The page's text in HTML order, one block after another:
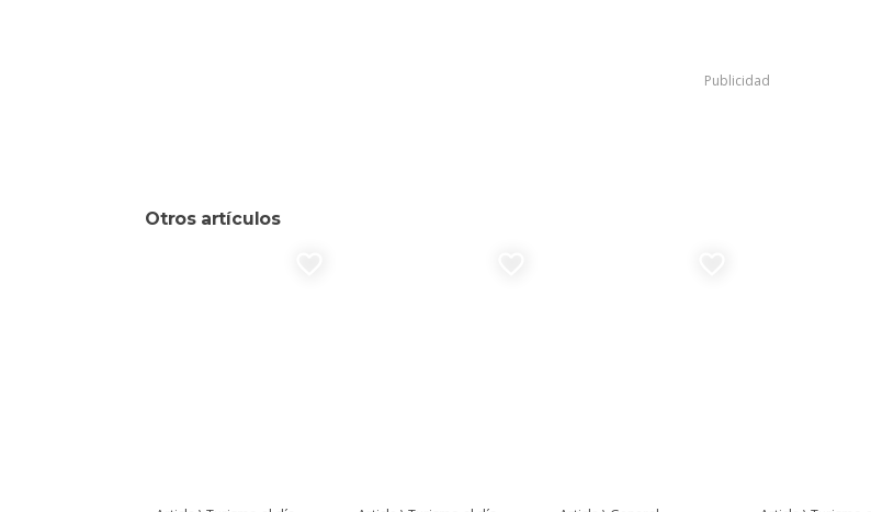
Publicidad
Otros artículos